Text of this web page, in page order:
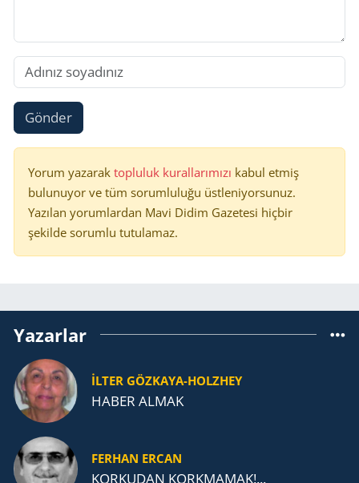
Gönder
Yorum yazarak topluluk kurallarımızı kabul etmiş
bulunuyor ve tüm sorumluluğu üstleniyorsunuz.
Yazılan yorumlardan Mavi Didim Gazetesi hiçbir
şekilde sorumlu tutulamaz.
Yazarlar
İLTER GÖZKAYA-HOLZHEY
HABER ALMAK
FERHAN ERCAN
KORKUDAN KORKMAMAK!...